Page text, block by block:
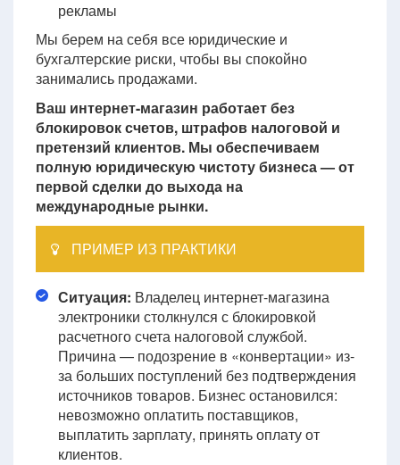
рекламы
Мы берем на себя все юридические и
бухгалтерские риски, чтобы вы спокойно
занимались продажами.
Ваш интернет-магазин работает без
блокировок счетов, штрафов налоговой и
претензий клиентов. Мы обеспечиваем
полную юридическую чистоту бизнеса — от
первой сделки до выхода на
международные рынки.
ПРИМЕР ИЗ ПРАКТИКИ
Ситуация: Владелец интернет-магазина
электроники столкнулся с блокировкой
расчетного счета налоговой службой.
Причина — подозрение в «конвертации» из-
за больших поступлений без подтверждения
источников товаров. Бизнес остановился:
невозможно оплатить поставщиков,
выплатить зарплату, принять оплату от
клиентов.